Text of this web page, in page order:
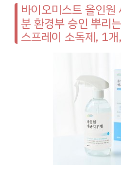
바이오미스트 올인원
분 환경부 승인 뿌리
스프레이 소독제, 1